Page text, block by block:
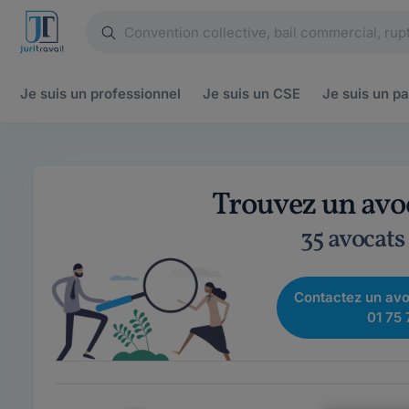
Je suis un professionnel Je suis un CSE Je suis un
Trouvez un
35
Contactez un
01 75